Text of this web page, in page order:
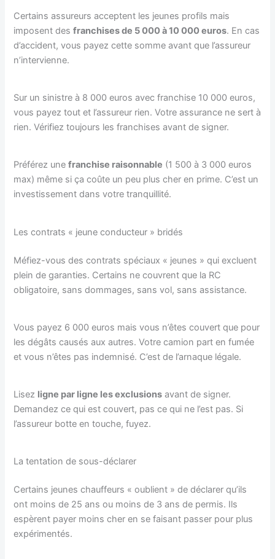
Certains assureurs acceptent les jeunes profils mais
imposent desfranchises de 5 000 à 10 000 euros. En cas
d’accident, vous payez cette somme avant que l’assureur
n’intervienne.
Sur un sinistre à 8 000 euros avec franchise 10 000 euros,
vous payez tout et l’assureur rien. Votre assurance ne sert à
rien. Vérifiez toujours les franchises avant de signer.
Préférez unefranchise raisonnable (1 500 à 3 000 euros
max) même si ça coûte un peu plus cher en prime. C’est un
investissement dans votre tranquillité.
Les contrats « jeune conducteur » bridés
Méfiez-vous des contrats spéciaux « jeunes » qui excluent
plein de garanties. Certains ne couvrent que la RC
obligatoire, sans dommages, sans vol, sans assistance.
Vous payez 6 000 euros mais vous n’êtes couvert que pour
les dégâts causés aux autres. Votre camion part en fumée
et vous n’êtes pas indemnisé. C’est de l’arnaque légale.
Lisez ligne par ligne les exclusions avant de signer.
Demandez ce qui est couvert, pas ce qui ne l’est pas. Si
l’assureur botte en touche, fuyez.
La tentation de sous-déclarer
Certains jeunes chauffeurs « oublient » de déclarer qu’ils
ont moins de 25 ans ou moins de 3 ans de permis. Ils
espèrent payer moins cher en se faisant passer pour plus
expérimentés.